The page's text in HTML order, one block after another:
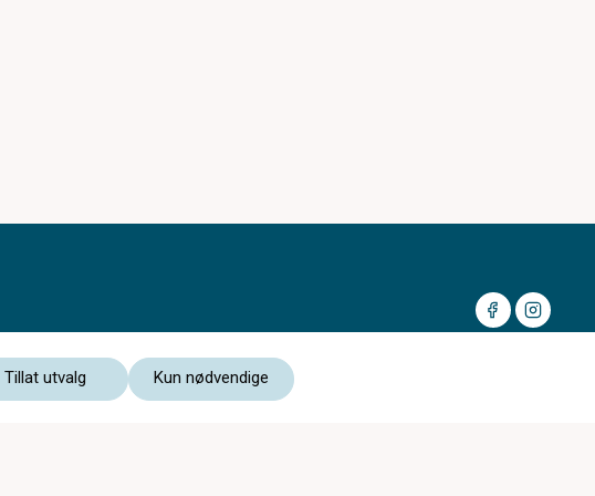
Tillat utvalg Kun nødvendige